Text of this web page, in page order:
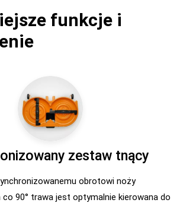
funkcje i
zestaw tnący
obrotowi noży
90° trawa jest optymalnie kierowana do